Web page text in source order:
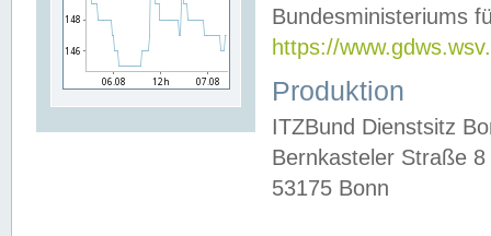
Bundesministeriums
https://
Produktion
ITZBund Dienstsitz
Bernkasteler Straße 8
53175 Bonn